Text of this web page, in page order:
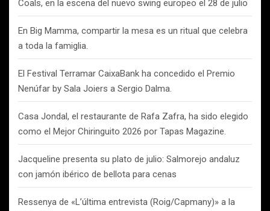
Coals, en la escena del nuevo swing europeo el 28 de julio
En Big Mamma, compartir la mesa es un ritual que celebra
a toda la famiglia.
El Festival Terramar CaixaBank ha concedido el Premio
Nenúfar by Sala Joiers a Sergio Dalma.
Casa Jondal, el restaurante de Rafa Zafra, ha sido elegido
como el Mejor Chiringuito 2026 por Tapas Magazine.
Jacqueline presenta su plato de julio: Salmorejo andaluz
con jamón ibérico de bellota para cenas
Ressenya de «L’última entrevista (Roig/Capmany)» a la